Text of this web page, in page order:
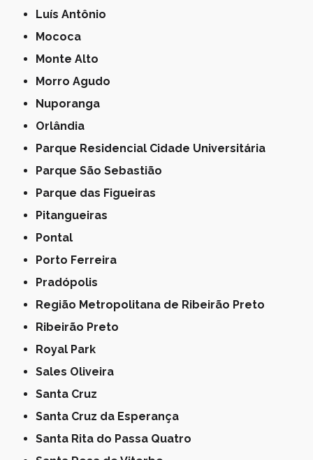
Luís Antônio
Mococa
Monte Alto
Morro Agudo
Nuporanga
Orlândia
Parque Residencial Cidade Universitária
Parque São Sebastião
Parque das Figueiras
Pitangueiras
Pontal
Porto Ferreira
Pradópolis
Região Metropolitana de Ribeirão Preto
Ribeirão Preto
Royal Park
Sales Oliveira
Santa Cruz
Santa Cruz da Esperança
Santa Rita do Passa Quatro